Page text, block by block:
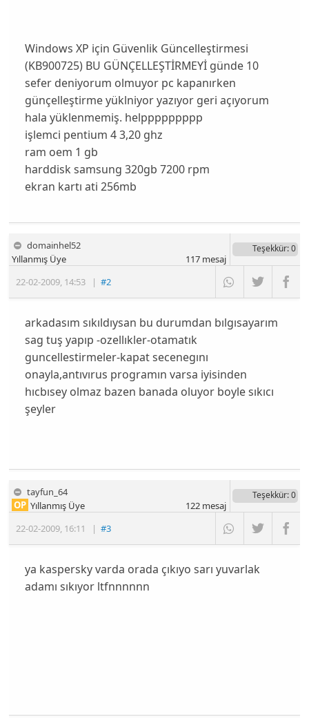
Windows XP için Güvenlik Güncelleştirmesi
(KB900725) BU GÜNÇELLEŞTİRMEYİ günde 10
sefer deniyorum olmuyor pc kapanırken
günçelleştirme yüklniyor yazıyor geri açıyorum
hala yüklenmemiş. helppppppppp
işlemci pentium 4 3,20 ghz
ram oem 1 gb
harddisk samsung 320gb 7200 rpm
ekran kartı ati 256mb
domainhel52
22-02-2009, 14:53 |#2
Yıllanmış Üye
Teşekkür: 0
117mesaj
arkadasım sıkıldıysan bu durumdan bılgısayarım
sag tuş yapıp -ozellıkler-otamatık
guncellestirmeler-kapat secenegını
onayla,antıvırus programın varsa iyisinden
hıcbısey olmaz bazen banada oluyor boyle sıkıcı
şeyler
tayfun_64
22-02-2009, 16:11 |#3
OP Yıllanmış Üye
Teşekkür: 0
122mesaj
ya kaspersky varda orada çıkıyo sarı yuvarlak
adamı sıkıyor ltfnnnnnn